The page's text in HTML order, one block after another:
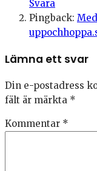
Svara
Pingback:
Lämna ett svar
Din e-postadress
fält är märkta *
Kommentar *